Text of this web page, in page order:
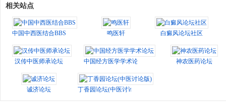
相关站点
中国中西医结合BBS 鸣医轩 白癜风论坛社区
汉传中医师承论坛 中国经方医学学术论坛 神农医药论坛
诚济论坛 丁香园论坛(中医讨论版)